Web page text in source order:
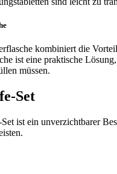
kombiniert die
ist eine praktische
müssen.
Set
ist ein unverzichtbarer